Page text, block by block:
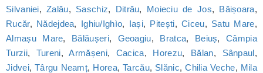
Silvaniei,Zalău, Saschiz, Ditrău, Moieciu de Jos, Băișoara,
Rucăr, Nădejdea, Ighiu/Ighìo, Iași, Pitești,Ciceu, Satu Mare,
Almașu Mare, Bălăușeri, Geoagiu, Bratca, Beiuș,Câmpia
Turzii, Tureni,Armășeni, Cacica, Horezu, Bălan, Sânpaul,
Jidvei,Târgu Neamț, Horea,Tarcău, Slănic,Chilia Veche, Mila